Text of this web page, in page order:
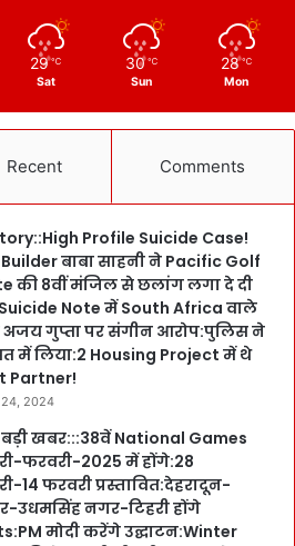
29 ℃
Sat
30 ℃
Sun
28 ℃
Mon
Recent Comments
Profile Suicide Case!
बाबा साहनी ने Pacific Golf
की 8वीं मंजिल से छलांग लगा दे दी
Note में South Africa वाले
अजय गुप्ता पर संगीन आरोप:पुलिस ने
में लिया:2 Housing Project में थे
Partner!
24, 2024
खबर:::38वें National Games
फरवरी-2025 में होंगे:28
14 फरवरी प्रस्तावित:देहरादून-
उधमसिंह नगर-टिहरी होंगे
मोदी करेंगे उद्घाटन:Winter